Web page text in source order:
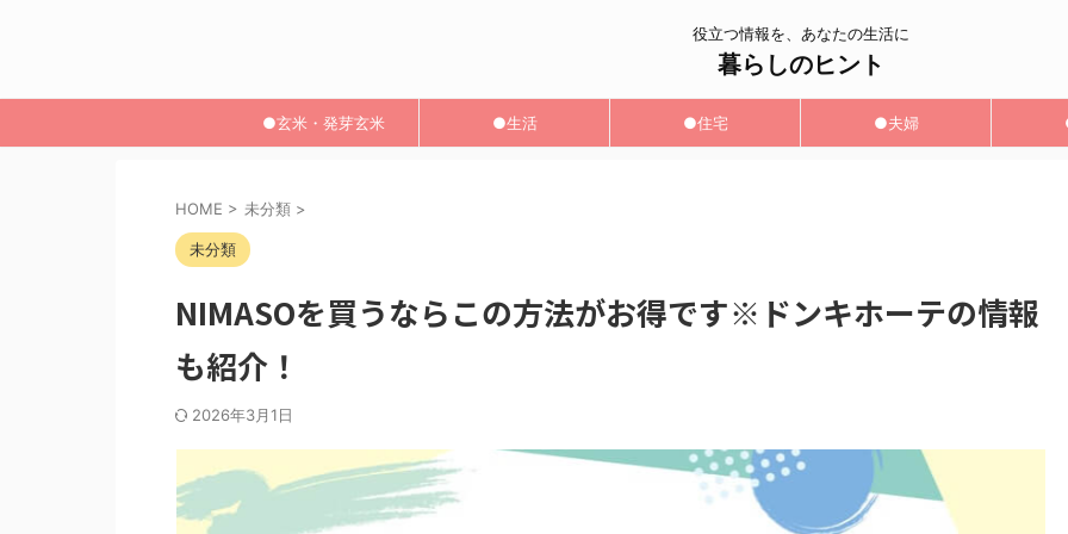
役立つ情報を、あなたの生活に
暮らしのヒント
●玄米・発芽玄米 ●生活 ●住宅 ●夫婦
HOME > 未分類 >
未分類
NIMASOを買うならこの方法がお得です※ドンキホーテの情報
も紹介！
2026年3月1日